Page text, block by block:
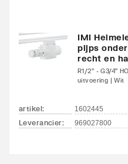
Met bovenbekleding
Aantal standaard
aansluitingen
IMI
pijps
recht en
R1/2" - G3/4"
uitvoering | Wit
artikel: 1602445
Leverancier: 969027800